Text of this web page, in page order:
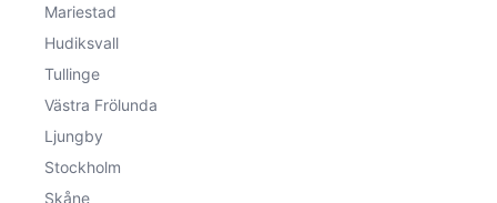
Mariestad
Hudiksvall
Tullinge
Västra Frölunda
Ljungby
Stockholm
Skåne